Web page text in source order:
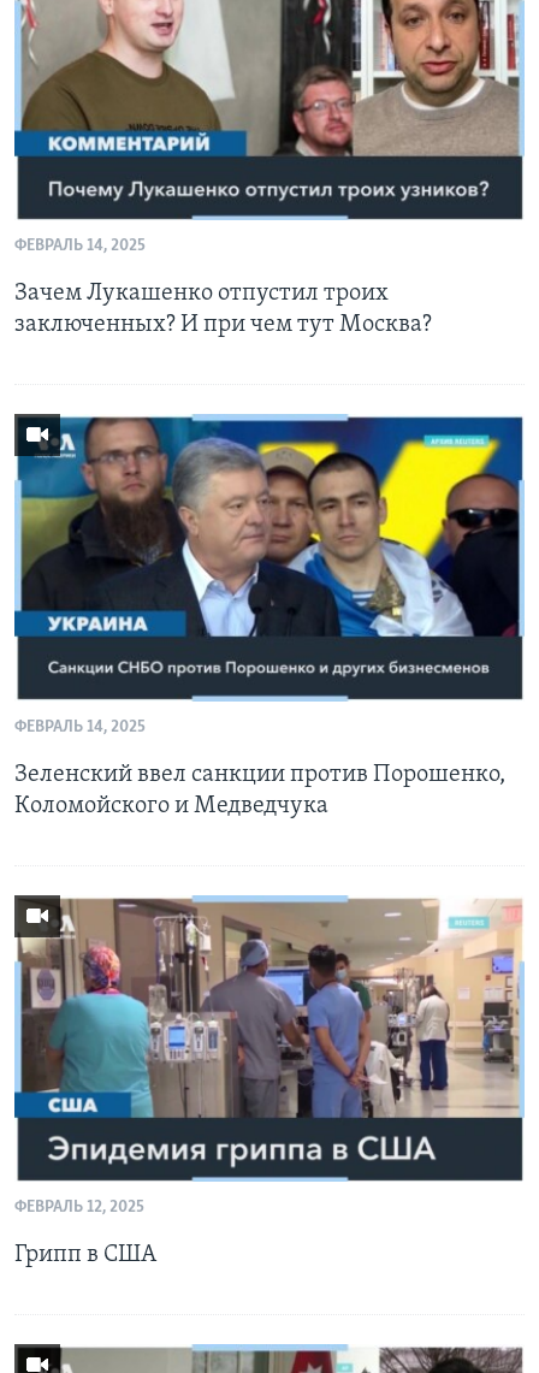
Learning English
СОЦИАЛЬНЫЕ СЕТИ
Языки
ФЕВРАЛЬ 14, 2025
Зачем Лукашенко отпустил троих
заключенных? И при чем тут Москва?
ФЕВРАЛЬ 14, 2025
Зеленский ввел санкции против Порошенко,
Коломойского и Медведчука
ФЕВРАЛЬ 12, 2025
Грипп в США